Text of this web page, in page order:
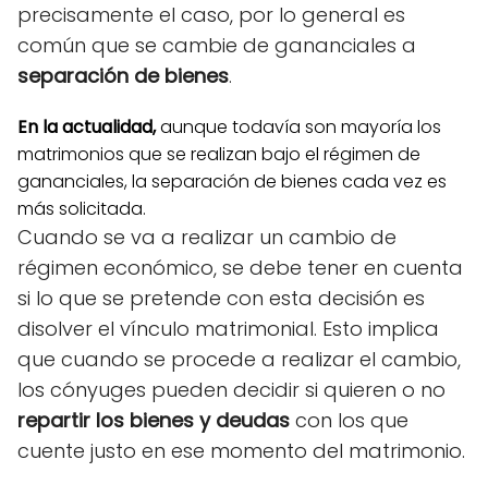
precisamente el caso, por lo general es
común que se cambie de gananciales a
separación de bienes.
En la actualidad,aunque todavía son mayoría los
matrimonios que se realizan bajo el régimen de
gananciales, la separación de bienes cada vez es
más solicitada.
Cuando se va a realizar un cambio de
régimen económico, se debe tener en cuenta
si lo que se pretende con esta decisión es
disolver el vínculo matrimonial. Esto implica
que cuando se procede a realizar el cambio,
los cónyuges pueden decidir si quieren o no
repartir los bienes y deudas con los que
cuente justo en ese momento del matrimonio.